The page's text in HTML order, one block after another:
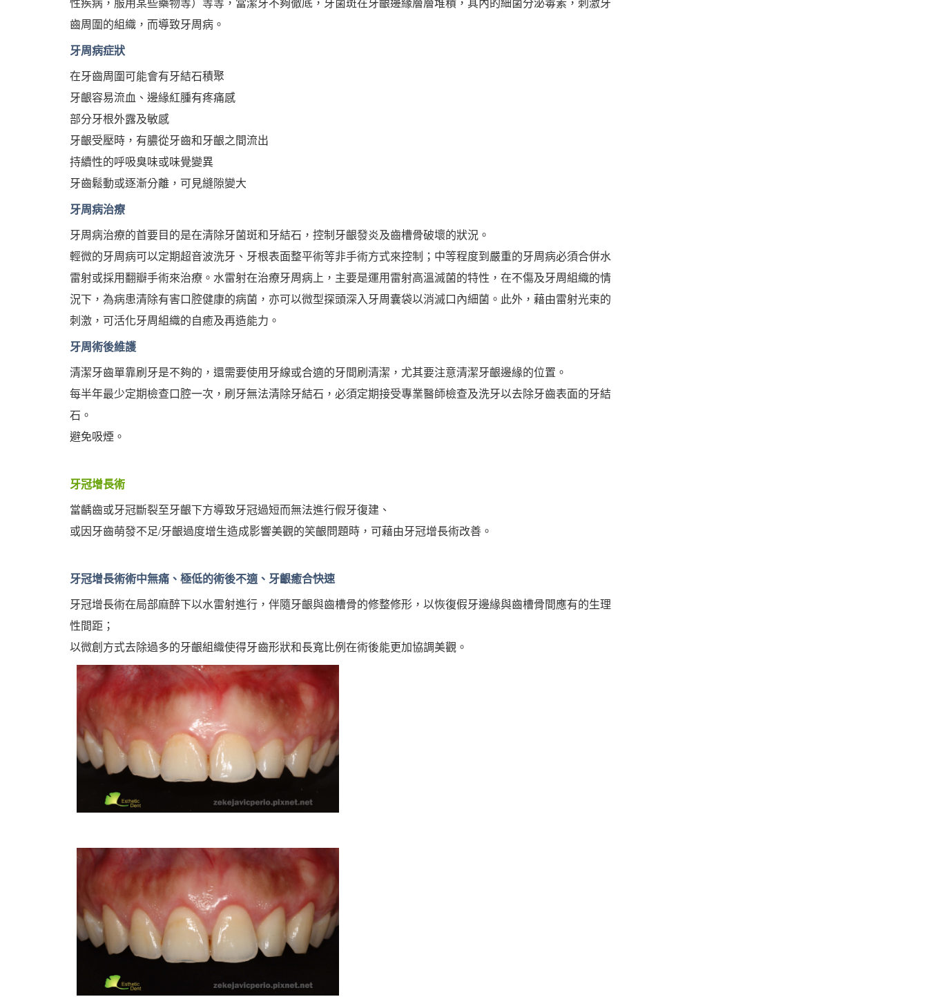
性疾病，服用某些藥物等）等等，當潔牙不夠徹底，牙菌斑在牙齦邊緣層層堆積，其內的細菌分泌毒素，刺激牙
齒周圍的組織，而導致牙周病。
牙周病症狀
在牙齒周圍可能會有牙結石積聚
牙齦容易流血、邊緣紅腫有疼痛感
部分牙根外露及敏感
牙齦受壓時，有膿從牙齒和牙齦之間流出
持續性的呼吸臭味或味覺變異
牙齒鬆動或逐漸分離，可見縫隙變大
牙周病治療
牙周病治療的首要目的是在清除牙菌斑和牙結石，控制牙齦發炎及齒槽骨破壞的狀況。
輕微的牙周病可以定期超音波洗牙、牙根表面整平術等非手術方式來控制；中等程度到嚴重的牙周病必須合併水
雷射或採用翻瓣手術來治療。水雷射在治療牙周病上，主要是運用雷射高溫滅菌的特性，在不傷及牙周組織的情
況下，為病患清除有害口腔健康的病菌，亦可以微型探頭深入牙周囊袋以消滅口內細菌。此外，藉由雷射光束的
刺激，可活化牙周組織的自癒及再造能力。
牙周術後維護
清潔牙齒單靠刷牙是不夠的，還需要使用牙線或合適的牙間刷清潔，尤其要注意清潔牙齦邊緣的位置。
每半年最少定期檢查口腔一次，刷牙無法清除牙結石，必須定期接受專業醫師檢查及洗牙以去除牙齒表面的牙結
石。
避免吸煙。
牙冠增長術
當齲齒或牙冠斷裂至牙齦下方導致牙冠過短而無法進行假牙復建、
或因牙齒萌發不足/牙齦過度增生造成影響美觀的笑齦問題時，可藉由牙冠增長術改善。
牙冠增長術術中無痛、極低的術後不適、牙齦癒合快速
牙冠增長術在局部麻醉下以水雷射進行，伴隨牙齦與齒槽骨的修整修形，以恢復假牙邊緣與齒槽骨間應有的生理
性間距；
以微創方式去除過多的牙齦組織使得牙齒形狀和長寬比例在術後能更加協調美觀。